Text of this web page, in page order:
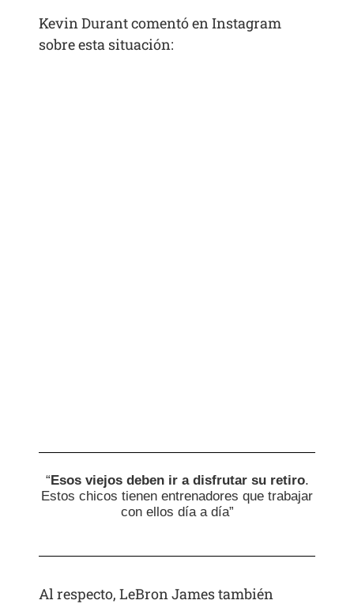
Kevin Durant comentó en Instagram
sobre esta situación:
“Esos viejos deben ir a disfrutar su retiro.
Estos chicos tienen entrenadores que trabajar
con ellos día a día”
Al respecto, LeBron James también